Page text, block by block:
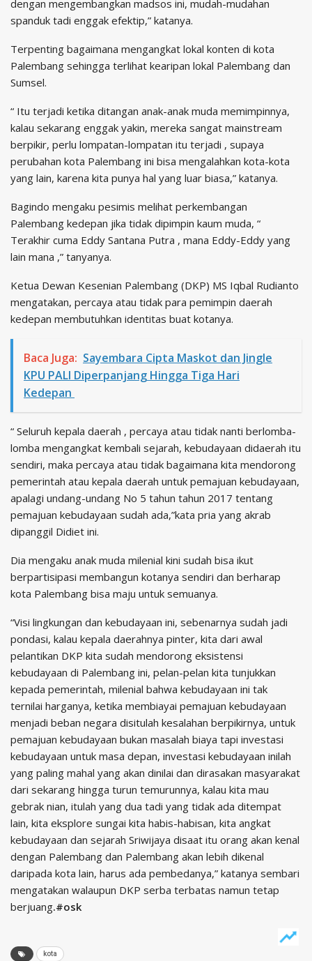
dengan mengembangkan madsos ini, mudah-mudahan
spanduk tadi enggak efektip,” katanya.
Terpenting bagaimana mengangkat lokal konten di kota
Palembang sehingga terlihat kearipan lokal Palembang dan
Sumsel.
“ Itu terjadi ketika ditangan anak-anak muda memimpinnya,
kalau sekarang enggak yakin, mereka sangat mainstream
berpikir, perlu lompatan-lompatan itu terjadi , supaya
perubahan kota Palembang ini bisa mengalahkan kota-kota
yang lain, karena kita punya hal yang luar biasa,” katanya.
Bagindo mengaku pesimis melihat perkembangan
Palembang kedepan jika tidak dipimpin kaum muda, “
Terakhir cuma Eddy Santana Putra , mana Eddy-Eddy yang
lain mana ,” tanyanya.
Ketua Dewan Kesenian Palembang (DKP) MS Iqbal Rudianto
mengatakan, percaya atau tidak para pemimpin daerah
kedepan membutuhkan identitas buat kotanya.
Baca Juga: Sayembara Cipta Maskot dan Jingle
KPU PALI Diperpanjang Hingga Tiga Hari
Kedepan
“ Seluruh kepala daerah , percaya atau tidak nanti berlomba-
lomba mengangkat kembali sejarah, kebudayaan didaerah itu
sendiri, maka percaya atau tidak bagaimana kita mendorong
pemerintah atau kepala daerah untuk pemajuan kebudayaan,
apalagi undang-undang No 5 tahun tahun 2017 tentang
pemajuan kebudayaan sudah ada,”kata pria yang akrab
dipanggil Didiet ini.
Dia mengaku anak muda milenial kini sudah bisa ikut
berpartisipasi membangun kotanya sendiri dan berharap
kota Palembang bisa maju untuk semuanya.
“Visi lingkungan dan kebudayaan ini, sebenarnya sudah jadi
pondasi, kalau kepala daerahnya pinter, kita dari awal
pelantikan DKP kita sudah mendorong eksistensi
kebudayaan di Palembang ini, pelan-pelan kita tunjukkan
kepada pemerintah, milenial bahwa kebudayaan ini tak
ternilai harganya, ketika membiayai pemajuan kebudayaan
menjadi beban negara disitulah kesalahan berpikirnya, untuk
pemajuan kebudayaan bukan masalah biaya tapi investasi
kebudayaan untuk masa depan, investasi kebudayaan inilah
yang paling mahal yang akan dinilai dan dirasakan masyarakat
dari sekarang hingga turun temurunnya, kalau kita mau
gebrak nian, itulah yang dua tadi yang tidak ada ditempat
lain, kita eksplore sungai kita habis-habisan, kita angkat
kebudayaan dan sejarah Sriwijaya disaat itu orang akan kenal
dengan Palembang dan Palembang akan lebih dikenal
daripada kota lain, harus ada pembedanya,” katanya sembari
mengatakan walaupun DKP serba terbatas namun tetap
berjuang.#osk
kota